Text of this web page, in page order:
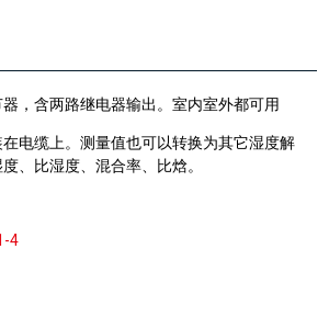
，含两路继电器输出。室内室外都可用
电缆上。测量值也可以转换为其它湿度解
、比湿度、混合率、比焓。
4